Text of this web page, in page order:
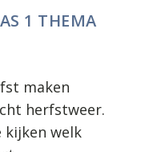
1 THEMA
maken
herfstweer.
kijken welk